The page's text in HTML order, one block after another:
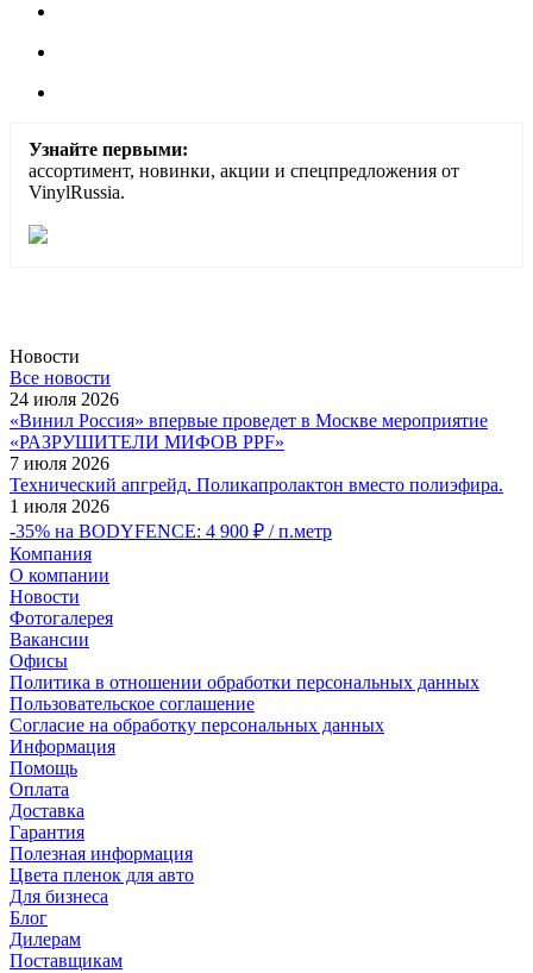
Узнайте первыми:
ассортимент, новинки, акции и спецпредложения от
VinylRussia.
Новости
Все новости
24 июля 2026
«Винил Россия» впервые проведет в Москве мероприятие
«РАЗРУШИТЕЛИ МИФОВ PPF»
7 июля 2026
Технический апгрейд. Поликапролактон вместо полиэфира.
1 июля 2026
-35% на BODYFENCE: 4 900 ₽ / п.метр
Компания
О компании
Новости
Фотогалерея
Вакансии
Офисы
Политика в отношении обработки персональных данных
Пользовательское соглашение
Согласие на обработку персональных данных
Информация
Помощь
Оплата
Доставка
Гарантия
Полезная информация
Цвета пленок для авто
Для бизнеса
Блог
Дилерам
Поставщикам